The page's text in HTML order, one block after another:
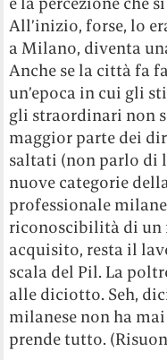
All’inizio, forse, lo
a Milano, diventa
Anche se la città fa
un’epoca in cui gli
gli straordinari non
maggior parte dei
saltati (non parlo di
nuove categorie
professionale
riconoscibilità di un
acquisito, resta il
scala del Pil. La
alle diciotto. Seh,
milanese non ha
prende tutto.